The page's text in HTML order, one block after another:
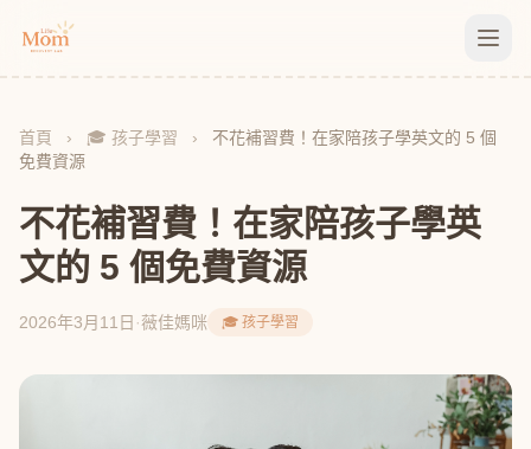
首頁 › 🎓 孩子學習 ›
不花補習費！在家陪孩子學英文的 5 個
免費資源
不花補習費！在家陪孩子學英
文的 5 個免費資源
2026年3月11日 ·薇佳媽咪 🎓 孩子學習